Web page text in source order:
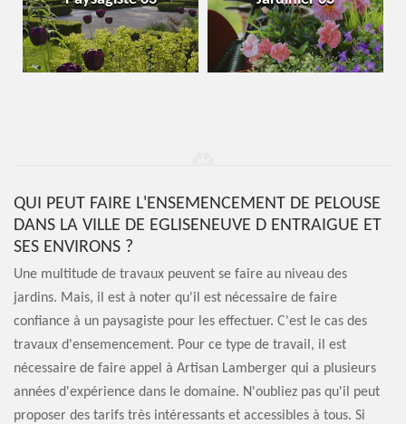
QUI PEUT FAIRE L'ENSEMENCEMENT DE PELOUSE
DANS LA VILLE DE EGLISENEUVE D ENTRAIGUE ET
SES ENVIRONS ?
Une multitude de travaux peuvent se faire au niveau des
jardins. Mais, il est à noter qu'il est nécessaire de faire
confiance à un paysagiste pour les effectuer. C'est le cas des
travaux d'ensemencement. Pour ce type de travail, il est
nécessaire de faire appel à Artisan Lamberger qui a plusieurs
années d'expérience dans le domaine. N'oubliez pas qu'il peut
proposer des tarifs très intéressants et accessibles à tous. Si